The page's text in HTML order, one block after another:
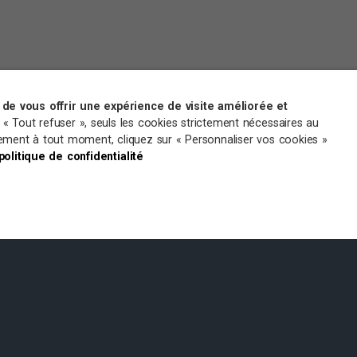
vous offrir une expérience de visite améliorée et
Tout refuser », seuls les cookies strictement nécessaires au
à tout moment, cliquez sur « Personnaliser vos cookies »
de confidentialité